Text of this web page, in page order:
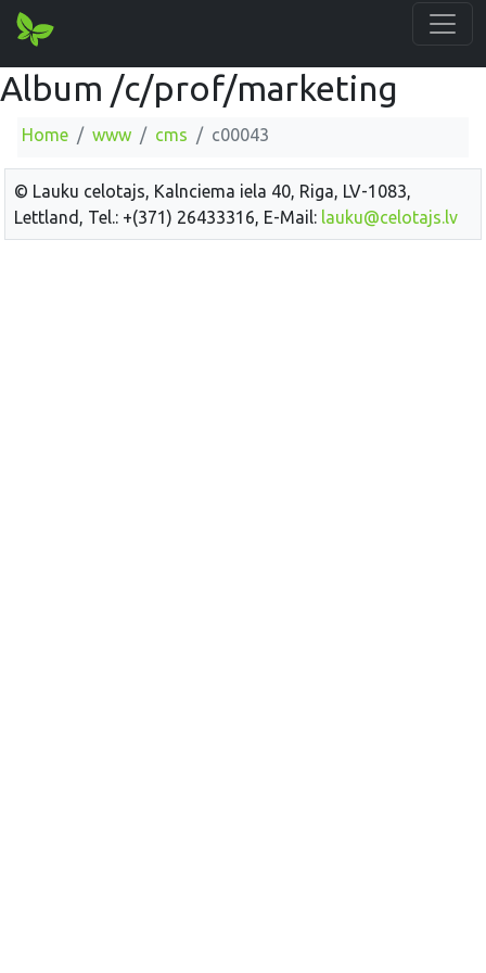
Album /c/prof/marketing
Home www cms c00043
© Lauku celotajs, Kalnciema iela 40, Riga, LV-1083,
Lettland, Tel.: +(371) 26433316, E-Mail: lauku@celotajs.lv